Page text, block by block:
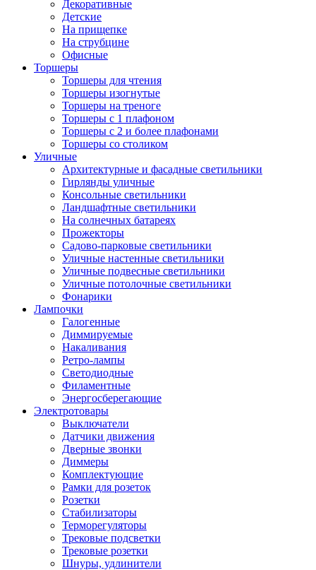
Декоративные
Детские
На прищепке
На струбцине
Офисные
Торшеры
Торшеры для чтения
Торшеры изогнутые
Торшеры на треноге
Торшеры с 1 плафоном
Торшеры с 2 и более плафонами
Торшеры со столиком
Уличные
Архитектурные и фасадные светильники
Гирлянды уличные
Консольные светильники
Ландшафтные светильники
На солнечных батареях
Прожекторы
Садово-парковые светильники
Уличные настенные светильники
Уличные подвесные светильники
Уличные потолочные светильники
Фонарики
Лампочки
Галогенные
Диммируемые
Накаливания
Ретро-лампы
Светодиодные
Филаментные
Энергосберегающие
Электротовары
Выключатели
Датчики движения
Дверные звонки
Диммеры
Комплектующие
Рамки для розеток
Розетки
Стабилизаторы
Терморегуляторы
Трековые подсветки
Трековые розетки
Шнуры, удлинители